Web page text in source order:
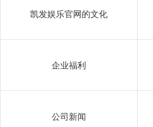
凯发娱乐官网的文化
企业福利
公司新闻